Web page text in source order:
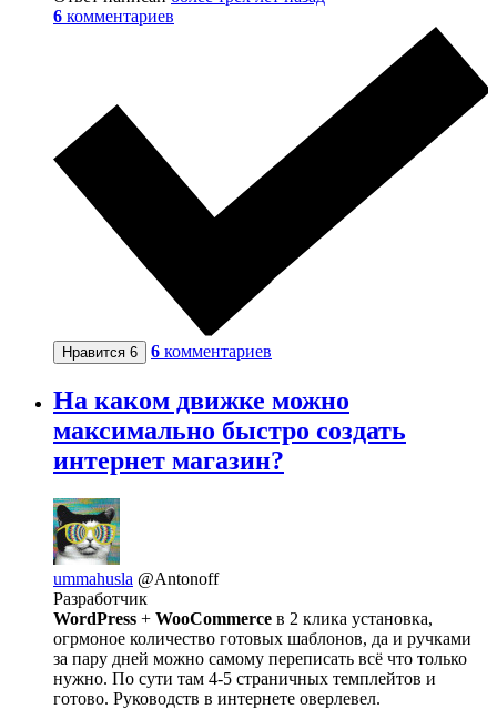
6 комментариев
Нравится 6 6 комментариев
На каком движке можно
максимально быстро создать
интернет магазин?
ummahusla @Antonoff
Разработчик
WordPress + WooCommerce в 2 клика установка,
огрмоное количество готовых шаблонов, да и ручками
за пару дней можно самому переписать всё что только
нужно. По сути там 4-5 страничных темплейтов и
готово. Руководств в интернете оверлевел.